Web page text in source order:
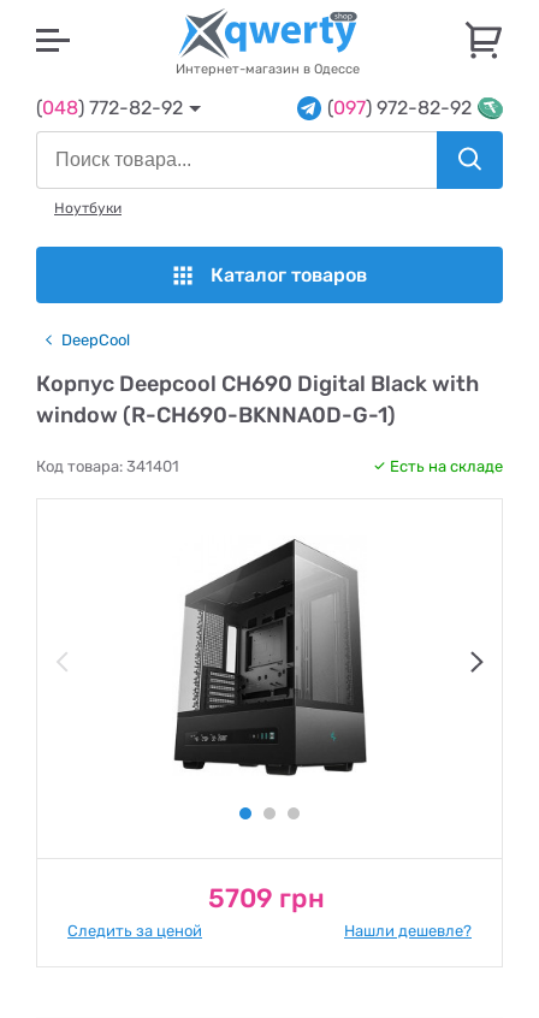
Интернет-магазин в Одессе
(048) 772-82-92 (097) 972-82-92
Ноутбуки
Каталог товаров
DeepCool
Корпус Deepcool CH690 Digital Black with
window (R-CH690-BKNNA0D-G-1)
Код товара: 341401 Есть на складе
5709 грн
Следить за ценой Нашли дешевле?